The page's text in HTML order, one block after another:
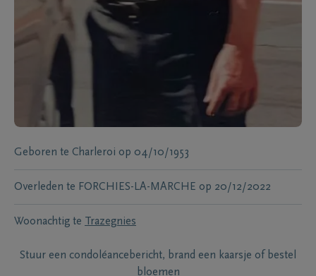
Geboren te Charleroi op 04/10/1953
Overleden te FORCHIES-LA-MARCHE op 20/12/2022
Woonachtig te Trazegnies
Stuur een condoléancebericht, brand een kaarsje of bestel
bloemen